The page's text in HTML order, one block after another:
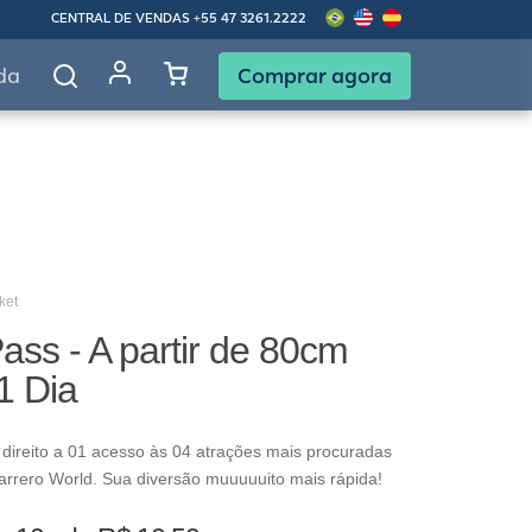
CENTRAL DE VENDAS +55 47 3261.2222
Comprar agora
- A partir de 80cm
Dia
a 01 acesso às 04 atrações mais procuradas
World. Sua diversão muuuuuito mais rápida!